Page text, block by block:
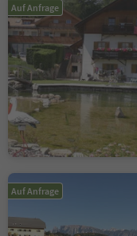
Auf Anfrage
Auf Anfrage